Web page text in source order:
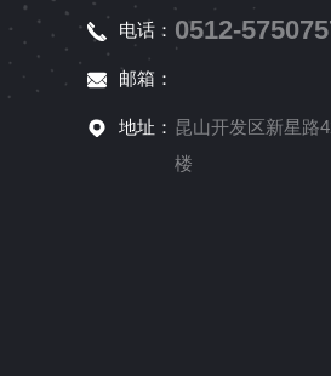
电话： 0512-
邮箱：
地址： 昆山开发区新星路
楼